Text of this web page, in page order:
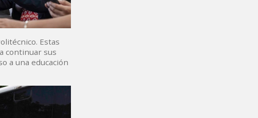
Estas
continuar sus
a una educación